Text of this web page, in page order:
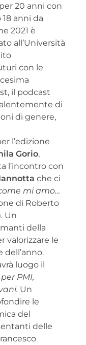
20 anni con
18 anni da
2021 è
all’Università
con le
il podcast
di
di genere,
l’edizione
Gorio,
l’incontro con
che ci
mi amo…
di Roberto
Un
della
valorizzare le
luogo il
PMI,
Un
le
del
delle